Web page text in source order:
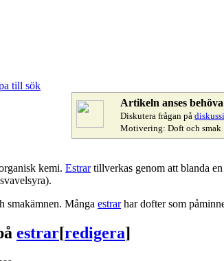
till sök
Artikeln anses behöva
Diskutera frågan på
Motivering: Doft och smak
kemi. Estrartillverkas genom att blanda en
smakämnen. Många estrarhar dofter som
estrar[redigera]